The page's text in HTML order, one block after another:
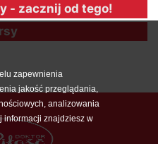
- zacznij od tego!
zapewnienia
jakość przeglądania,
analizowania
informacji znajdziesz w